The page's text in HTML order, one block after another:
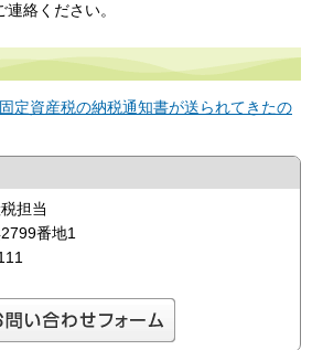
絡ください。
定資産税の納税通知書が送られてきたの
担当
番地1